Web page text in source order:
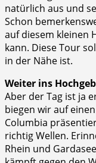
natürlich aus und
Schon
auf diesem kleinen
kann. Diese Tour
in der Nähe ist.
Weiter ins
Aber der Tag ist ja
biegen wir auf
Columbia
richtig Wellen.
Rhein und